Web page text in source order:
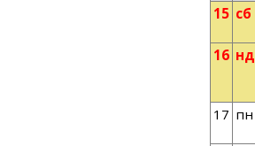
15 сб
16 нд
17 пн